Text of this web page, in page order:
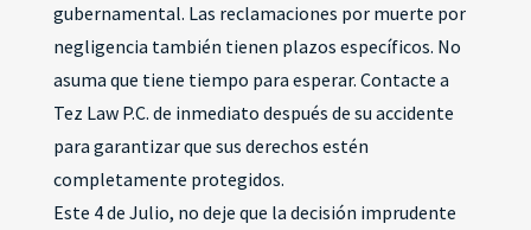
gubernamental. Las reclamaciones por muerte por
negligencia también tienen plazos específicos. No
asuma que tiene tiempo para esperar. Contacte a
Tez Law P.C. de inmediato después de su accidente
para garantizar que sus derechos estén
completamente protegidos.
Este 4 de Julio, no deje que la decisión imprudente